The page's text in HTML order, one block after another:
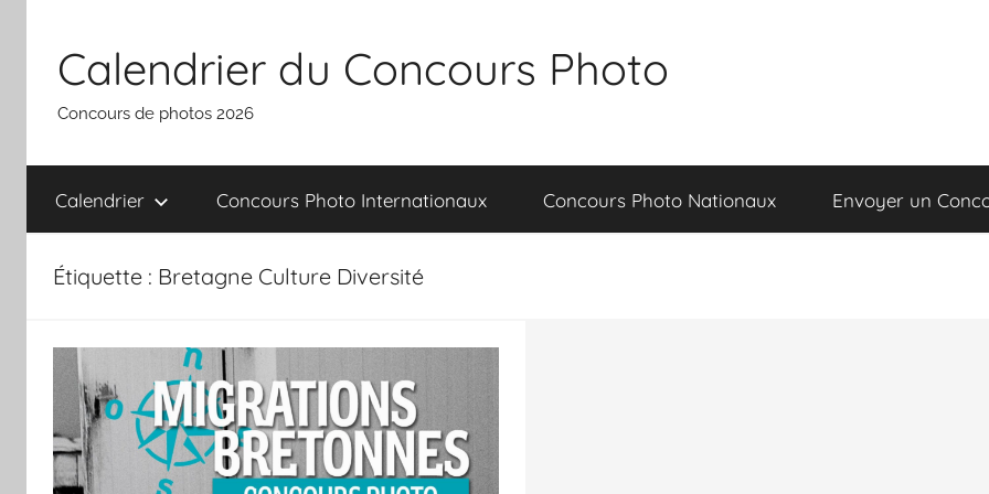
contenu
Calendrier du Concours Photo
Concours de photos 2026
Calendrier Concours Photo Internationaux Concours Photo Nationaux Envoyer un
Étiquette : Bretagne Culture Diversité